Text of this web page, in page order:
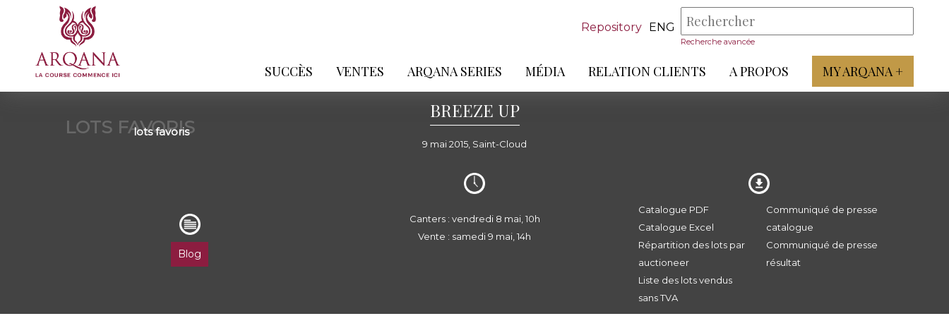
Repository ENG
Recherche avancée
SUCCÈS VENTES ARQANA SERIES MÉDIA RELATION CLIENTS A PROPOS MY ARQANA +
LOTS FAVORIS
lots favoris
BREEZE UP
9 mai 2015, Saint-Cloud
Blog
Canters : vendredi 8 mai, 10h
Vente : samedi 9 mai, 14h
Catalogue PDF
Catalogue Excel
Répartition des lots par
auctioneer
Liste des lots vendus
sans TVA
Communiqué de presse
catalogue
Communiqué de presse
résultat